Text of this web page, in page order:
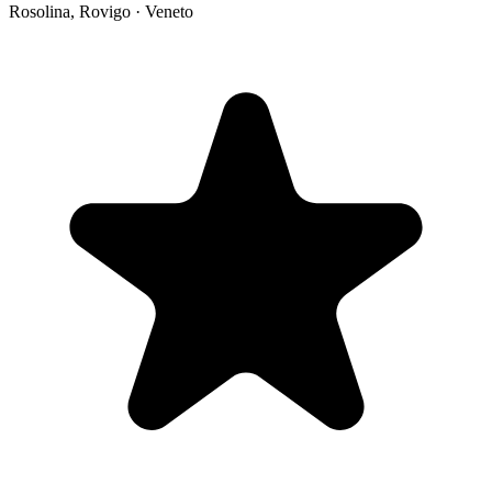
Rosolina, Rovigo · Veneto